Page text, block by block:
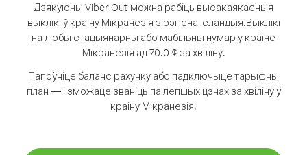
Дзякуючы Viber Out можна рабіць высакаякасныя
выклікі ў краіну Мікранезія з рэгіёна Ісландыя.Выклікі
на любы стацыянарны або мабільны нумар у краіне
Мікранезія ад 70.0 ¢ за хвіліну.
Папоўніце баланс рахунку або падключыце тарыфны
план — і зможаце званіць па лепшых цэнах за хвіліну ў
краіну Мікранезія.